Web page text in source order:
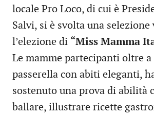
locale Pro Loco, di cui è
Salvi, si è svolta una selezione
l’elezione di “Miss Mamma
Le mamme partecipanti oltre
passerella con abiti eleganti,
sostenuto una prova di abilità
ballare, illustrare ricette